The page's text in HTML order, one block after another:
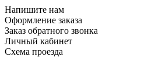
Напишите нам
Оформление заказа
Заказ обратного звонка
Личный кабинет
Схема проезда